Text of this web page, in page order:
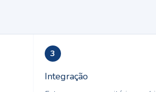
3
Integração